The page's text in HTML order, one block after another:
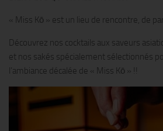
« Miss Kō » est un lieu de rencontre, de
Découvrez nos cocktails aux saveurs
et nos sakés spécialement sélectionnés
l’ambiance décalée de « Miss Kō » !!